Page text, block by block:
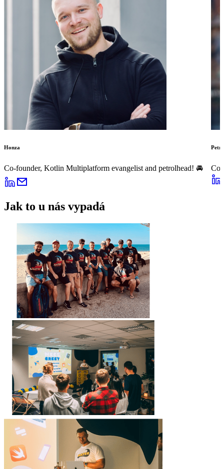
Honza
Co-founder, Kotlin Multiplatform evangelist and petrolhead! 🚘
Petr
Co-
Jak to u nás vypadá